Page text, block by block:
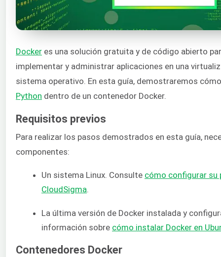
Docker es una solución gratuita y de código abierto
implementar y administrar aplicaciones en una
sistema operativo. En esta guía, demostraremos
Python dentro de un contenedor Docker.
Requisitos previos
Para realizar los pasos demostrados en esta guía,
componentes:
Un sistema Linux. Consulte cómo configurar su
CloudSigma.
La última versión de Docker instalada y
información sobre cómo instalar Docker en
Contenedores Docker